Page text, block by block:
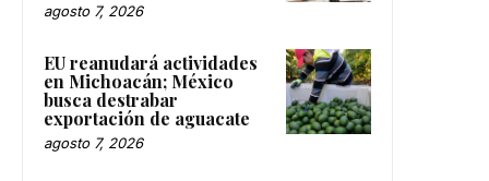
agosto 7, 2026
EU reanudará actividades
en Michoacán; México
busca destrabar
exportación de aguacate
agosto 7, 2026